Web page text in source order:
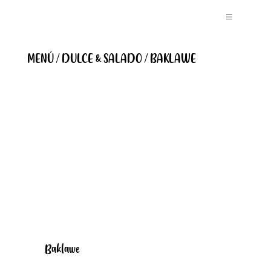
Baklawe
MENÚ / DULCE & SALADO / BAKLAWE